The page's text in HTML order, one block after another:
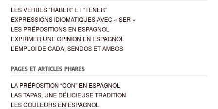
LES VERBES “HABER” ET “TENER”
EXPRESSIONS IDIOMATIQUES AVEC « SER »
LES PRÉPOSITIONS EN ESPAGNOL
EXPRIMER UNE OPINION EN ESPAGNOL
L’EMPLOI DE CADA, SENDOS ET AMBOS
PAGES ET ARTICLES PHARES
LA PRÉPOSITION “CON” EN ESPAGNOL
LAS TAPAS, UNE DÉLICIEUSE TRADITION
LES COULEURS EN ESPAGNOL